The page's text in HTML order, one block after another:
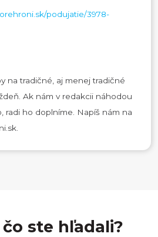
podujatie/3978-
na tradičné, aj menej tradičné
Ak nám v redakcii náhodou
radi ho doplníme. Napíš nám na
ste hľadali?